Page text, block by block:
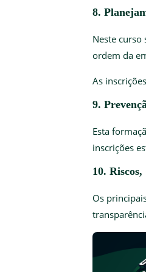
8.
Neste curso
ordem da
As
9.
Esta
inscrições
10.
Os